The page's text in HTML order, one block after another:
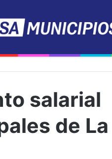
salarial
de La